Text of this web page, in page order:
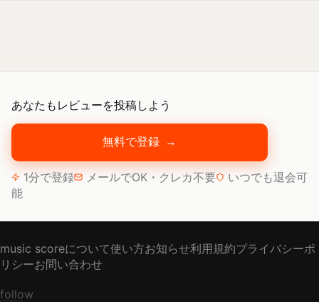
あなたもレビューを投稿しよう
無料で登録 →
1分で登録 メールでOK・クレカ不要
いつでも退会可
能
music scoreについて使い方お知らせ利用規約プライバシーポ
リシーお問い合わせ
follow